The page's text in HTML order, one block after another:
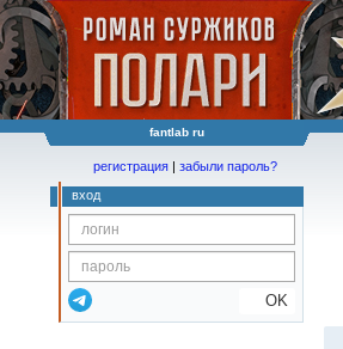
fantlab ru
регистрация | забыли пароль?
вход
OK